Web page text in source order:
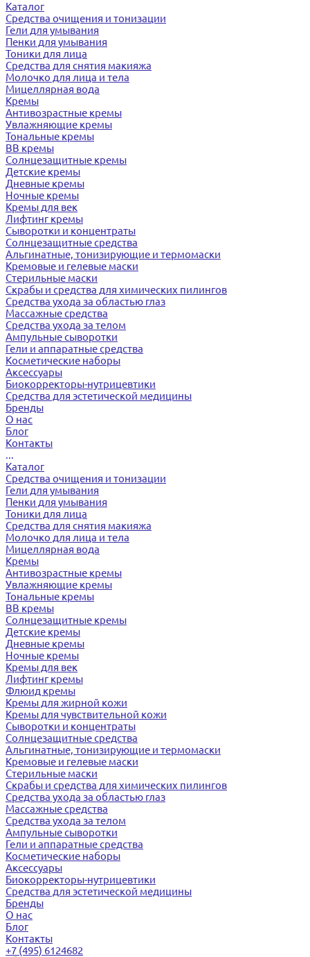
Каталог
Средства очищения и тонизации
Гели для умывания
Пенки для умывания
Тоники для лица
Средства для снятия макияжа
Молочко для лица и тела
Мицеллярная вода
Кремы
Антивозрастные кремы
Увлажняющие кремы
Тональные кремы
BB кремы
Солнцезащитные кремы
Детские кремы
Дневные кремы
Ночные кремы
Кремы для век
Лифтинг кремы
Сыворотки и концентраты
Солнцезащитные средства
Альгинатные, тонизирующие и термомаски
Кремовые и гелевые маски
Стерильные маски
Скрабы и средства для химических пилингов
Средства ухода за областью глаз
Массажные средства
Средства ухода за телом
Ампульные сыворотки
Гели и аппаратные средства
Косметические наборы
Аксессуары
Биокорректоры-нутрицевтики
Средства для эстетической медицины
Бренды
О нас
Блог
Контакты
...
Каталог
Средства очищения и тонизации
Гели для умывания
Пенки для умывания
Тоники для лица
Средства для снятия макияжа
Молочко для лица и тела
Мицеллярная вода
Кремы
Антивозрастные кремы
Увлажняющие кремы
Тональные кремы
BB кремы
Солнцезащитные кремы
Детские кремы
Дневные кремы
Ночные кремы
Кремы для век
Лифтинг кремы
Флюид кремы
Кремы для жирной кожи
Кремы для чувствительной кожи
Сыворотки и концентраты
Солнцезащитные средства
Альгинатные, тонизирующие и термомаски
Кремовые и гелевые маски
Стерильные маски
Скрабы и средства для химических пилингов
Средства ухода за областью глаз
Массажные средства
Средства ухода за телом
Ампульные сыворотки
Гели и аппаратные средства
Косметические наборы
Аксессуары
Биокорректоры-нутрицевтики
Средства для эстетической медицины
Бренды
О нас
Блог
Контакты
+7 (495) 6124682